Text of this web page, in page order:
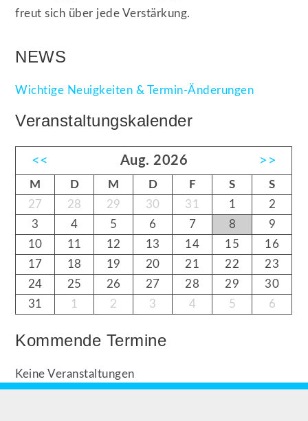
freut sich über jede Verstärkung.
NEWS
Wichtige Neuigkeiten & Termin-Änderungen
Veranstaltungskalender
<< Aug. 2026 >>
M D M D F S
S
27
28 29 30 31 1
2
3
4 5 6 7 8
9
10
11 12 13 14 15
16
17
18 19 20 21 22
23
24
25 26 27 28 29
30
31
1 2 3 4 5 6
Kommende Termine
Keine Veranstaltungen